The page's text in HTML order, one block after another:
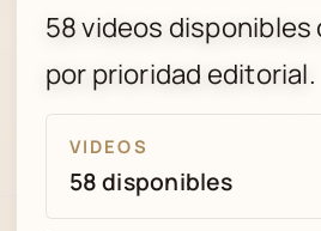
58 videos disponibles
por prioridad editorial.
VIDEOS
58 disponibles